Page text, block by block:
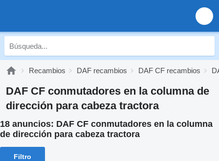
Recambios DAF recambios DAF CF recambios
DAF CF conmutadores en la columna de
dirección para cabeza tractora
18 anuncios: DAF CF conmutadores en la columna
de dirección para cabeza tractora
Filtro